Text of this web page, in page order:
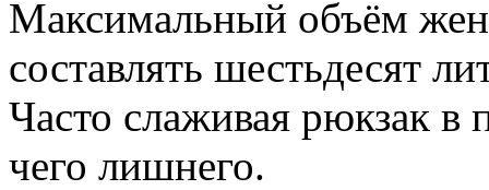
Максимальный объём
составлять шестьдесят
Часто слаживая рюкзак
чего лишнего.